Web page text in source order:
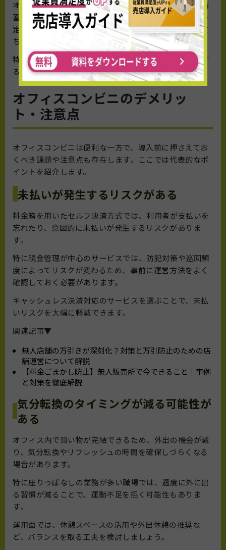
オフィスコンビニに置かれる飲料や食品は、非常時の備
蓄としても活用できます。災害発生時にオフィス内に一
定量の食品が備わっていれば、従業員の安全確保に役立
ち、事業継続の観点からもメリットがあります。
特に、保存期間の長い商品を取り扱うサービスを併用す
ることで、災害対策としての機能をより強化できます。
オフィスコンビニのデメリッ
ト・注意点
オフィスコンビニは便利な一方で、導入前に押さえてお
くべき課題や注意点も存在します。ここでは代表的なポ
イントを紹介します。
未払いが発生するリスクがある
料金箱を用いたセルフ決済方式では、利用者が支払いを
忘れたり、意図的に未払いが発生するリスクがありま
す。
特に現金管理が中心のサービスでは、防犯対策や巡回頻
度によってリスクが変わるため、事前に運営方法をよく
確認しておく必要があります。
キャッシュレス決済対応のサービスを選ぶことで、未払
いリスクを大幅に軽減できます。
関連記事▼
無人店舗の万引きが深刻化？対策と万引防止のための店
舗運営について解説
【料金ごまかし防止】無人販売所で今できること｜事例
と対策を徹底解説
気分転換のタイミングが減る可能性が
ある
オフィス内で買い物が完結できるため、外出の機会が減
り、気分転換やリフレッシュの時間を確保しづらくなる
場合があります。
特に座りっぱなしの業務が多い職場では、適度に外に出
る習慣が減ることで、運動不足を招く可能性もありま
す。
運用面では、休憩スペースの活用や外出休憩の推奨な
ど、バランスを取る工夫を検討しましょう。